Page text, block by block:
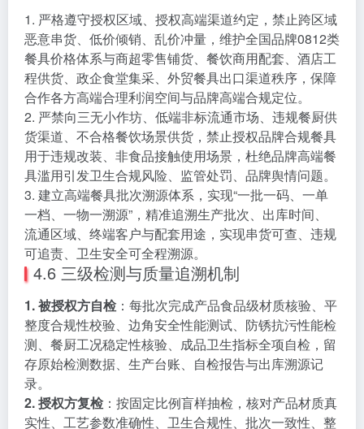
1. 严格遵守授权区域、授权高端渠道约定，禁止跨区域
恶意串货、低价倾销、乱价冲量，维护全国品牌0812类
餐具价格体系与商超零售铺货、餐饮商用配套、酒店工
程供货、政企食堂集采、外贸餐具出口渠道秩序，保障
合作各方高端合理利润空间与品牌高端合规定位。
2. 严禁向三无小作坊、低端非标流通市场、违规餐厨供
货渠道、不合格餐饮场景供货，禁止授权品牌合规餐具
用于违规改装、非食品接触使用场景，杜绝品牌高端餐
具滥用引发卫生合规风险、监管处罚、品牌舆情问题。
3. 建立高端餐具批次溯源体系，实现“一批一码、一单
一档、一物一溯源”，精准追溯生产批次、出库时间、
流通区域、终端客户与配套用途，实现串货可查、违规
可追责、卫生安全可全程溯源。
4.6 三级检测与质量追溯机制
1. 被授权方自检：每批次完成产品食品级材质核验、平
整度合规性校验、边角安全性能测试、防锈抗污性能检
测、餐厨工况稳定性核验、成品卫生指标全项自检，留
存原始检测数据、生产台账、自检报告与出库溯源记
录。
2. 授权方复检：按固定比例盲样抽检，核对产品材质真
实性、工艺参数准确性、卫生合规性、批次一致性、整